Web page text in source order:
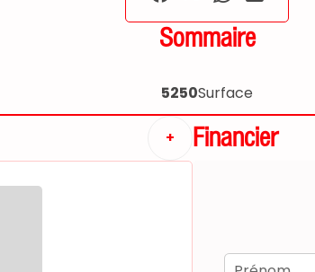
Sommaire
5250Surface
+ Financier